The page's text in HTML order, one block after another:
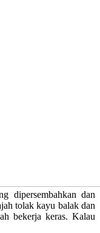
dipersembahkan dan
tolak kayu balak dan
bekerja keras. Kalau